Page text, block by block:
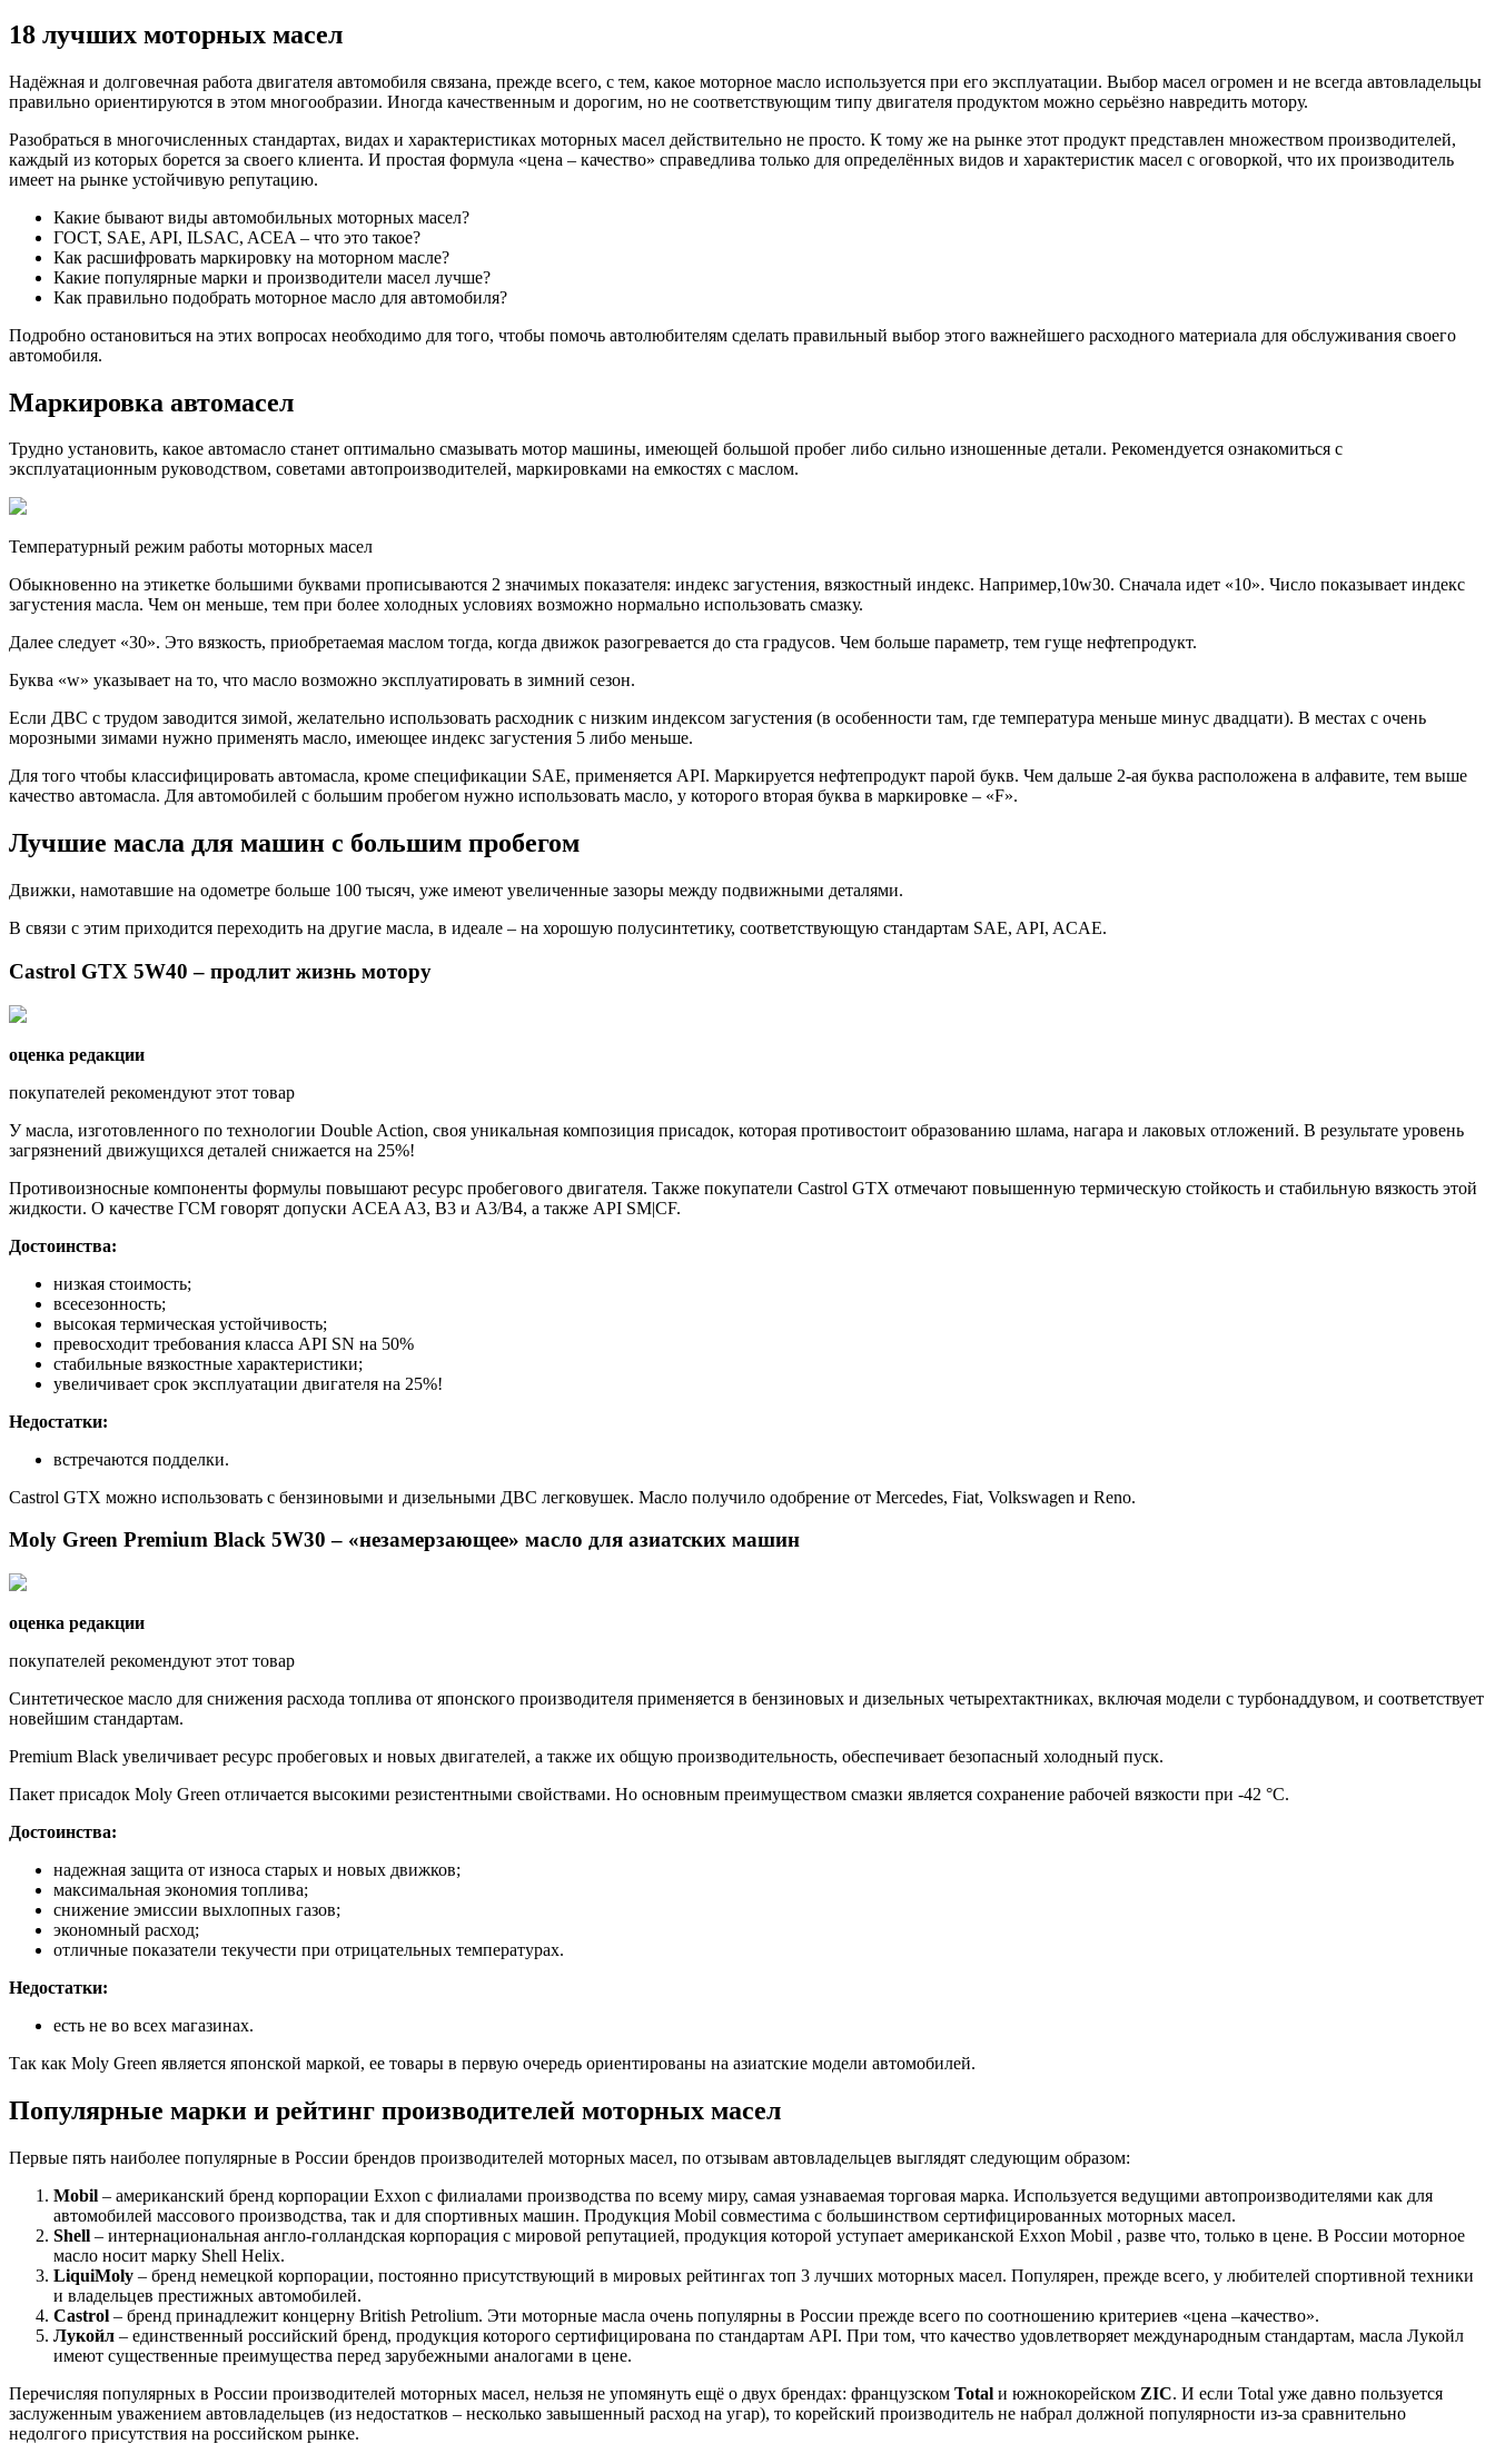
18 лучших моторных масел
Надёжная и долговечная работа двигателя автомобиля связана, прежде всего, с тем, какое моторное масло используется при его эксплуатации. Выбор масел огромен и не всегда автовладельцы
правильно ориентируются в этом многообразии. Иногда качественным и дорогим, но не соответствующим типу двигателя продуктом можно серьёзно навредить мотору.
Разобраться в многочисленных стандартах, видах и характеристиках моторных масел действительно не просто. К тому же на рынке этот продукт представлен множеством производителей,
каждый из которых борется за своего клиента. И простая формула «цена – качество» справедлива только для определённых видов и характеристик масел с оговоркой, что их производитель
имеет на рынке устойчивую репутацию.
Какие бывают виды автомобильных моторных масел?
ГОСТ, SAE, API, ILSAC, ACEA – что это такое?
Как расшифровать маркировку на моторном масле?
Какие популярные марки и производители масел лучше?
Как правильно подобрать моторное масло для автомобиля?
Подробно остановиться на этих вопросах необходимо для того, чтобы помочь автолюбителям сделать правильный выбор этого важнейшего расходного материала для обслуживания своего
автомобиля.
Маркировка автомасел
Трудно установить, какое автомасло станет оптимально смазывать мотор машины, имеющей большой пробег либо сильно изношенные детали. Рекомендуется ознакомиться с
эксплуатационным руководством, советами автопроизводителей, маркировками на емкостях с маслом.
Температурный режим работы моторных масел
Обыкновенно на этикетке большими буквами прописываются 2 значимых показателя: индекс загустения, вязкостный индекс. Например,10w30. Сначала идет «10». Число показывает индекс
загустения масла. Чем он меньше, тем при более холодных условиях возможно нормально использовать смазку.
Далее следует «30». Это вязкость, приобретаемая маслом тогда, когда движок разогревается до ста градусов. Чем больше параметр, тем гуще нефтепродукт.
Буква «w» указывает на то, что масло возможно эксплуатировать в зимний сезон.
Если ДВС с трудом заводится зимой, желательно использовать расходник с низким индексом загустения (в особенности там, где температура меньше минус двадцати). В местах с очень
морозными зимами нужно применять масло, имеющее индекс загустения 5 либо меньше.
Для того чтобы классифицировать автомасла, кроме спецификации SAE, применяется API. Маркируется нефтепродукт парой букв. Чем дальше 2-ая буква расположена в алфавите, тем выше
качество автомасла. Для автомобилей с большим пробегом нужно использовать масло, у которого вторая буква в маркировке ­­– «F».
Лучшие масла для машин с большим пробегом
Движки, намотавшие на одометре больше 100 тысяч, уже имеют увеличенные зазоры между подвижными деталями.
В связи с этим приходится переходить на другие масла, в идеале – на хорошую полусинтетику, соответствующую стандартам SAE, API, ACAE.
Castrol GTX 5W40 – продлит жизнь мотору
оценка редакции
покупателей рекомендуют этот товар
У масла, изготовленного по технологии Double Action, своя уникальная композиция присадок, которая противостоит образованию шлама, нагара и лаковых отложений. В результате уровень
загрязнений движущихся деталей снижается на 25%!
Противоизносные компоненты формулы повышают ресурс пробегового двигателя. Также покупатели Castrol GTX отмечают повышенную термическую стойкость и стабильную вязкость этой
жидкости. О качестве ГСМ говорят допуски ACEA A3, B3 и A3/B4, а также API SM|CF.
Достоинства:
низкая стоимость;
всесезонность;
высокая термическая устойчивость;
превосходит требования класса API SN на 50%
стабильные вязкостные характеристики;
увеличивает срок эксплуатации двигателя на 25%!
Недостатки:
встречаются подделки.
Castrol GTX можно использовать с бензиновыми и дизельными ДВС легковушек. Масло получило одобрение от Mercedes, Fiat, Volkswagen и Reno.
Moly Green Premium Black 5W30 – «незамерзающее» масло для азиатских машин
оценка редакции
покупателей рекомендуют этот товар
Синтетическое масло для снижения расхода топлива от японского производителя применяется в бензиновых и дизельных четырехтактниках, включая модели с турбонаддувом, и соответствует
новейшим стандартам.
Premium Black увеличивает ресурс пробеговых и новых двигателей, а также их общую производительность, обеспечивает безопасный холодный пуск.
Пакет присадок Moly Green отличается высокими резистентными свойствами. Но основным преимуществом смазки является сохранение рабочей вязкости при -42 °С.
Достоинства:
надежная защита от износа старых и новых движков;
максимальная экономия топлива;
снижение эмиссии выхлопных газов;
экономный расход;
отличные показатели текучести при отрицательных температурах.
Недостатки:
есть не во всех магазинах.
Так как Moly Green является японской маркой, ее товары в первую очередь ориентированы на азиатские модели автомобилей.
Популярные марки и рейтинг производителей моторных масел
Первые пять наиболее популярные в России брендов производителей моторных масел, по отзывам автовладельцев выглядят следующим образом:
Mobil – американский бренд корпорации Exxon с филиалами производства по всему миру, самая узнаваемая торговая марка. Используется ведущими автопроизводителями как для
автомобилей массового производства, так и для спортивных машин. Продукция Mobil совместима с большинством сертифицированных моторных масел.
Shell – интернациональная англо-голландская корпорация с мировой репутацией, продукция которой уступает американской Exxon Mobil , разве что, только в цене. В России моторное
масло носит марку Shell Helix.
LiquiMoly – бренд немецкой корпорации, постоянно присутствующий в мировых рейтингах топ 3 лучших моторных масел. Популярен, прежде всего, у любителей спортивной техники
и владельцев престижных автомобилей.
Castrol – бренд принадлежит концерну British Petrolium. Эти моторные масла очень популярны в России прежде всего по соотношению критериев «цена –качество».
Лукойл – единственный российский бренд, продукция которого сертифицирована по стандартам API. При том, что качество удовлетворяет международным стандартам, масла Лукойл
имеют существенные преимущества перед зарубежными аналогами в цене.
Перечисляя популярных в России производителей моторных масел, нельзя не упомянуть ещё о двух брендах: французском Total и южнокорейском ZIC. И если Total уже давно пользуется
заслуженным уважением автовладельцев (из недостатков – несколько завышенный расход на угар), то корейский производитель не набрал должной популярности из-за сравнительно
недолгого присутствия на российском рынке.